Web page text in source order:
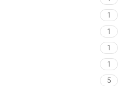
1
1
1
1
5